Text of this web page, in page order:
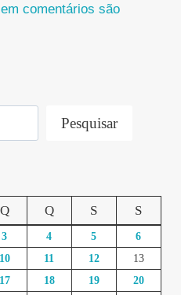
comentários são
Pesquisar
Q Q S S
3 4 5
6
10 11 12
13
17 18 19
20